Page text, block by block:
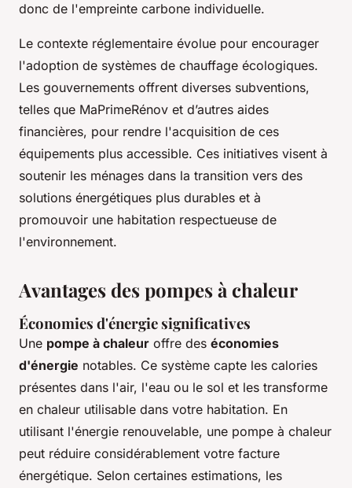
donc de l'empreinte carbone individuelle.
Le contexte réglementaire évolue pour encourager
l'adoption de systèmes de chauffage écologiques.
Les gouvernements offrent diverses subventions,
telles que MaPrimeRénov et d’autres aides
financières, pour rendre l'acquisition de ces
équipements plus accessible. Ces initiatives visent à
soutenir les ménages dans la transition vers des
solutions énergétiques plus durables et à
promouvoir une habitation respectueuse de
l'environnement.
Avantages des pompes à chaleur
Économies d'énergie significatives
Une pompe à chaleur offre des économies
d'énergie notables. Ce système capte les calories
présentes dans l'air, l'eau ou le sol et les transforme
en chaleur utilisable dans votre habitation. En
utilisant l'énergie renouvelable, une pompe à chaleur
peut réduire considérablement votre facture
énergétique. Selon certaines estimations, les